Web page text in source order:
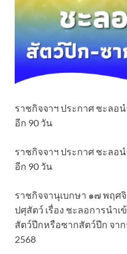
ราชกิจจาฯ ประกาศ ชะลอ
อีก 90 วัน
ราชกิจจาฯ ประกาศ ชะลอ
อีก 90 วัน
ราชกิจจานุเบกษา ๑๗ พฤศ
ปศุสัตว์ เรื่อง ชะลอการนำ
สัตว์ปีกหรือซากสัตว์ปีก จา
2568